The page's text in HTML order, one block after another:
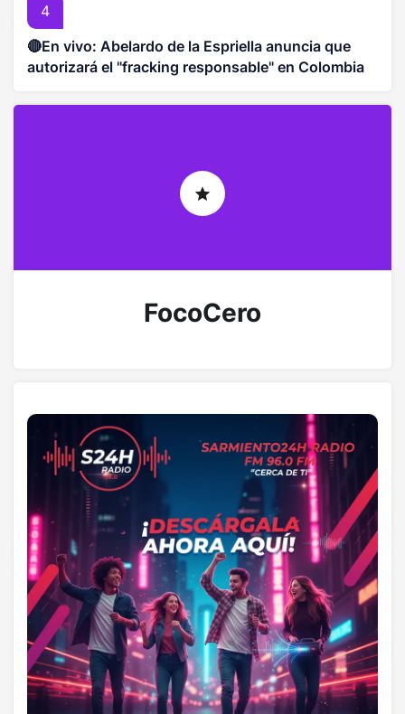
4
🔴En vivo: Abelardo de la Espriella anuncia que
autorizará el "fracking responsable" en Colombia
FocoCero